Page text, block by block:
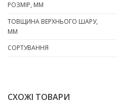
РОЗМІР, ММ
ТОВЩИНА ВЕРХНЬОГО ШАРУ,
ММ
СОРТУВАННЯ
СХОЖІ ТОВАРИ